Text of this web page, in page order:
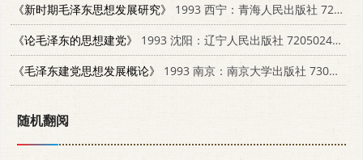
《新时期毛泽东思想发展研究》
1993 西宁：青海人民出版社 7225007769
《论毛泽东的思想建党》
1993 沈阳：辽宁人民出版社 720502482X
《毛泽东建党思想发展概论》
1993 南京：南京大学出版社 7305011819
随机翻阅